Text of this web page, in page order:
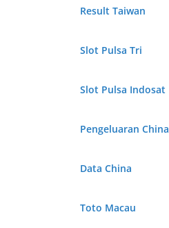
Result Taiwan
Slot Pulsa Tri
Slot Pulsa Indosat
Pengeluaran China
Data China
Toto Macau